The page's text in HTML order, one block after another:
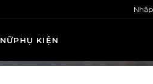
NỮPHỤ KIỆN